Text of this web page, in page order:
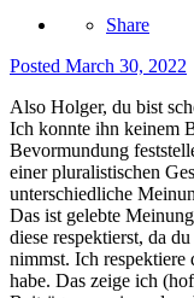
Share
Posted March 30, 2022
Also Holger, du bist
Ich konnte ihn keinem
Bevormundung
einer pluralistischen
unterschiedliche
Das ist gelebte
diese respektierst, da
nimmst. Ich respektiere
habe. Das zeige ich